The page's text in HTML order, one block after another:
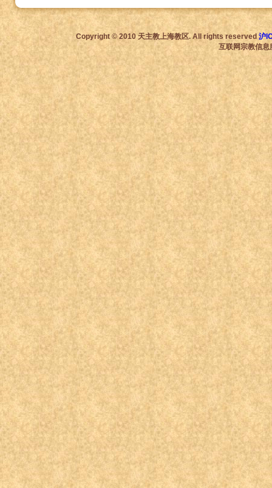
Copyright © 2010 天主教上海教区. All rights reserved 沪
互联网宗教信息服